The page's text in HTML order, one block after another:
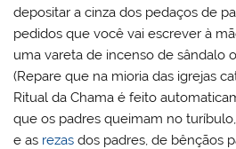
depositar a cinza dos pedaços de
pedidos que você vai escrever à
uma vareta de incenso de sândalo
(Repare que na mioria das igrejas
Ritual da Chama é feito
que os padres queimam no
e as rezas dos padres, de bênçãos